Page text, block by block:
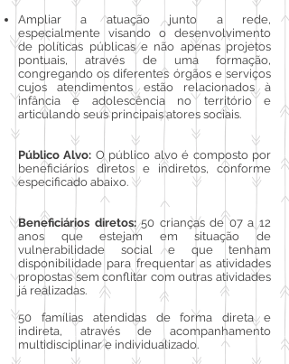
Ampliar a atuação junto a rede,
especialmente visando o desenvolvimento
de políticas públicas e não apenas projetos
pontuais, através de uma formação,
congregando os diferentes órgãos e serviços
cujos atendimentos estão relacionados à
infância e adolescência no território e
articulando seus principais atores sociais.
Público Alvo: O público alvo é composto por
beneficiários diretos e indiretos, conforme
especificado abaixo.
Beneficiários diretos:50 crianças de 07 a 12
anos que estejam em situação de
vulnerabilidade social e que tenham
disponibilidade para frequentar as atividades
propostas sem conflitar com outras atividades
já realizadas.
50 famílias atendidas de forma direta e
indireta, através de acompanhamento
multidisciplinar e individualizado.